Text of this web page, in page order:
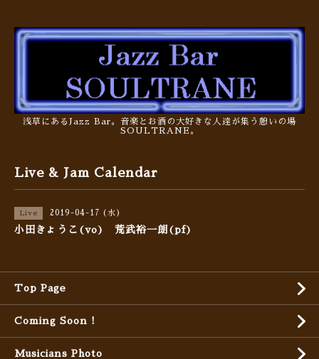
浅草にあるJazz Bar。音楽とお酒の大好きな人達が集う憩いの場
SOULTRANE。
Live & Jam Calendar
Live 2019-04-17 (水)
小田きょうこ(vo) 荒武裕一朗(pf)
Top Page
Coming Soon !
Musicians Photo